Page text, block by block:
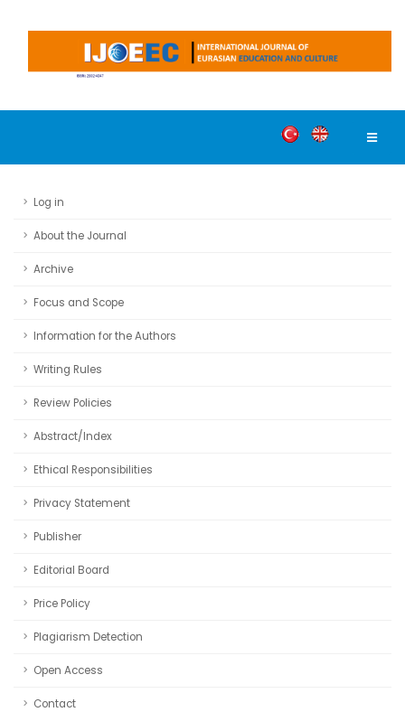
Log in
About the Journal
Archive
Focus and Scope
Information for the Authors
Writing Rules
Review Policies
Abstract/Index
Ethical Responsibilities
Privacy Statement
Publisher
Editorial Board
Price Policy
Plagiarism Detection
Open Access
Contact